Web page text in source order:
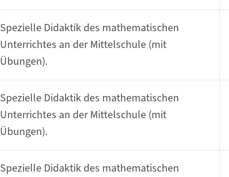
Spezielle Didaktik des mathematischen
Unterrichtes an der Mittelschule (mit
Übungen).
Spezielle Didaktik des mathematischen
Unterrichtes an der Mittelschule (mit
Übungen).
Spezielle Didaktik des mathematischen